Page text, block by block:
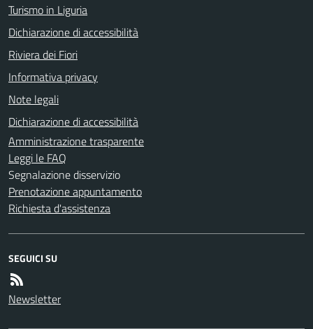
Turismo in Liguria
Dichiarazione di accessibilità
Riviera dei Fiori
Informativa privacy
Note legali
Dichiarazione di accessibilità
Amministrazione trasparente
Leggi le FAQ
Segnalazione disservizio
Prenotazione appuntamento
Richiesta d'assistenza
SEGUICI SU
Newsletter